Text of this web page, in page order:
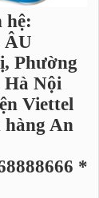
hệ:
ÂU
Phường
Nội
Viettel
hàng An
*